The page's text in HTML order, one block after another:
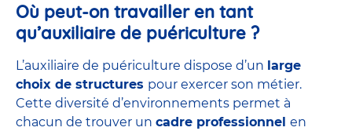
Où peut-on travailler en tant
qu’auxiliaire de puériculture ?
L’auxiliaire de puériculture dispose d’un large
choix de structures pour exercer son métier.
Cette diversité d’environnements permet à
chacun de trouver un cadre professionnel en